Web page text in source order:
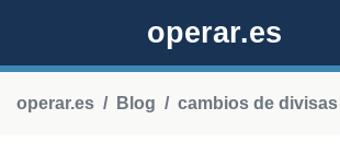
operar.es
operar.es Blog cambios de divisas